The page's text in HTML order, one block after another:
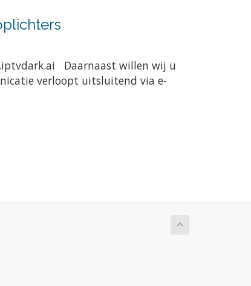
Daarnaast willen wij u
verloopt uitsluitend via e-